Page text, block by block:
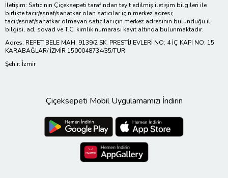
İletişim: Satıcının Çiçeksepeti tarafından teyit edilmiş iletişim bilgileri ile
birlikte tacir/esnaf/sanatkar olan satıcılar için merkez adresi;
tacir/esnaf/sanatkar olmayan satıcılar için merkez adresinin bulunduğu il
bilgisi, ad, soyad ve T.C. kimlik numarası kayıt altında bulunmaktadır.
Adres: REFET BELE MAH. 9139/2 SK. PRESTİJ EVLERİ NO: 4 İÇ KAPI NO: 15
KARABAĞLAR/ İZMİR 1500048734/35/TUR
Şehir: İzmir
Çiçeksepeti Mobil Uygulamamızı İndirin